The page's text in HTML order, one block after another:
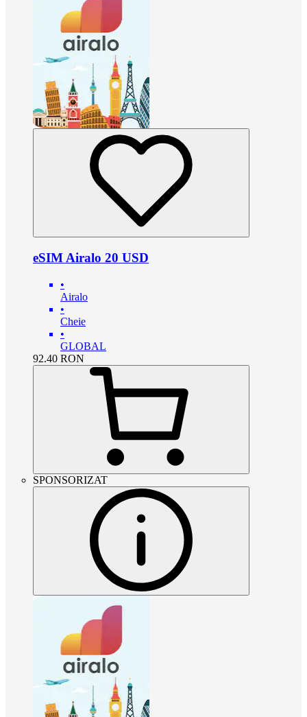
eSIM Airalo 20 USD
•
Airalo
•
Cheie
•
GLOBAL
92.40 RON
SPONSORIZAT